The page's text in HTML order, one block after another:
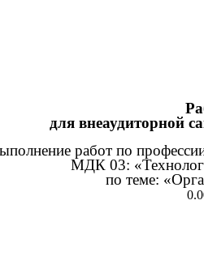
для внеаудиторной
работ по
МДК 03:
по теме: